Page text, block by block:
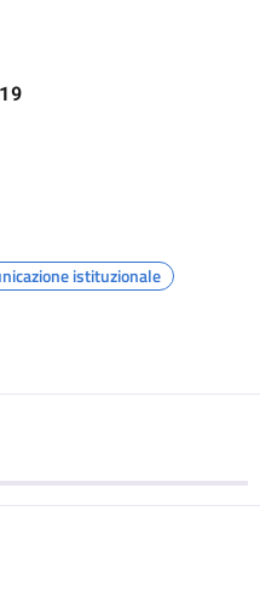
istituzionale